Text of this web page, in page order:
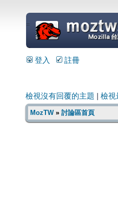
=
登入 註冊
檢視沒有回覆的主題 檢視
MozTW» 討論區首頁